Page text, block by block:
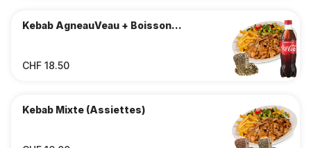
Kebab AgneauVeau + Boisson
CHF 18.50
Kebab Mixte (Assiettes)